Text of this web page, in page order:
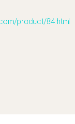
product/84.html